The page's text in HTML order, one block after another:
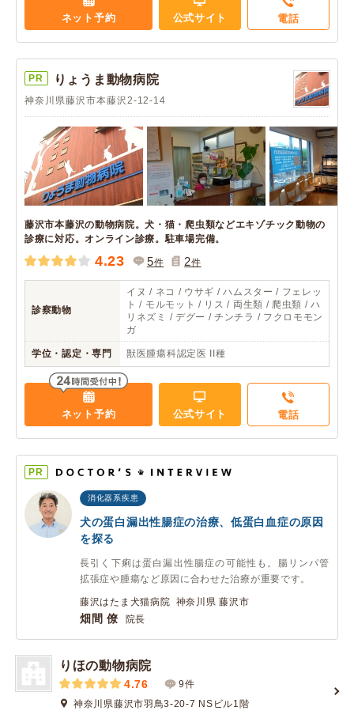
ネット予約 公式サイト 電話
PR りょうま動物病院
神奈川県藤沢市本藤沢2-12-14
藤沢市本藤沢の動物病院。犬・猫・爬虫類などエキゾチック動物の
診療に対応。オンライン診療。駐車場完備。
4.23 5件 2件
診察動物
イヌ / ネコ / ウサギ / ハムスター / フェレッ
ト / モルモット / リス / 両生類 / 爬虫類 / ハ
リネズミ / デグー / チンチラ / フクロモモン
ガ
学位・認定・専門 獣医腫瘍科認定医 II種
ネット予約 公式サイト 電話
PR
消化器系疾患
犬の蛋白漏出性腸症の治療、低蛋白血症の原因
を探る
長引く下痢は蛋白漏出性腸症の可能性も。腸リンパ管
拡張症や腫瘍など原因に合わせた治療が重要です。
藤沢はたま犬猫病院 神奈川県 藤沢市
畑間 僚 院長
りほの動物病院
4.76
9件
神奈川県藤沢市羽鳥3-20-7 NSビル1階